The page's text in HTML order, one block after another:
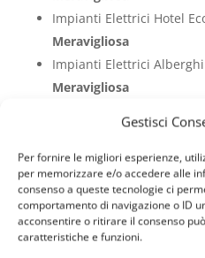
Gestisci
Per fornire le migliori esperienze,
per memorizzare e/o accedere alle
consenso a queste tecnologie ci
comportamento di navigazione o ID
acconsentire o ritirare il consenso
caratteristiche e funzioni.
Impianti Elettrici Hotel
Meravigliosa
Impianti Elettrici
Meravigliosa
Impianti Elettrici Case Di
Meravigliosa
Impianti Elettrici
Meravigliosa